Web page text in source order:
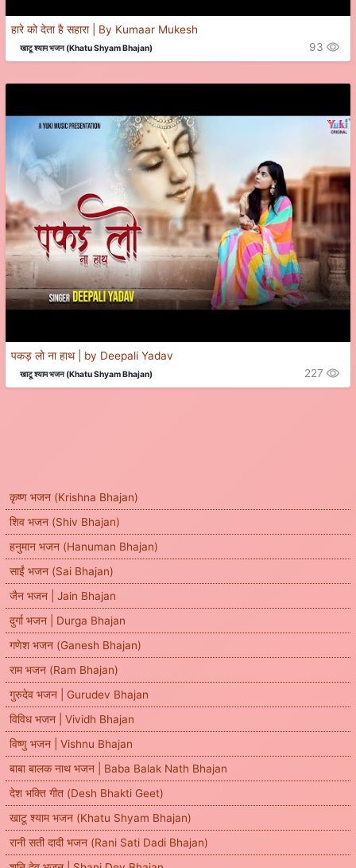
कृष्ण भजन (Krishna Bhajan)
शिव भजन (Shiv Bhajan)
हनुमान भजन (Hanuman Bhajan)
साईं भजन (Sai Bhajan)
जैन भजन | Jain Bhajan
दुर्गा भजन | Durga Bhajan
गणेश भजन (Ganesh Bhajan)
राम भजन (Ram Bhajan)
गुरुदेव भजन | Gurudev Bhajan
विविध भजन | Vividh Bhajan
विष्णु भजन | Vishnu Bhajan
बाबा बालक नाथ भजन | Baba Balak Nath Bhajan
देश भक्ति गीत (Desh Bhakti Geet)
खाटू श्याम भजन (Khatu Shyam Bhajan)
रानी सती दादी भजन (Rani Sati Dadi Bhajan)
हारे को देता है सहारा | By Kumaar Mukesh
खाटू श्याम भजन (Khatu Shyam Bhajan) 93
पकड़ लो ना हाथ | by Deepali Yadav
खाटू श्याम भजन (Khatu Shyam Bhajan) 227